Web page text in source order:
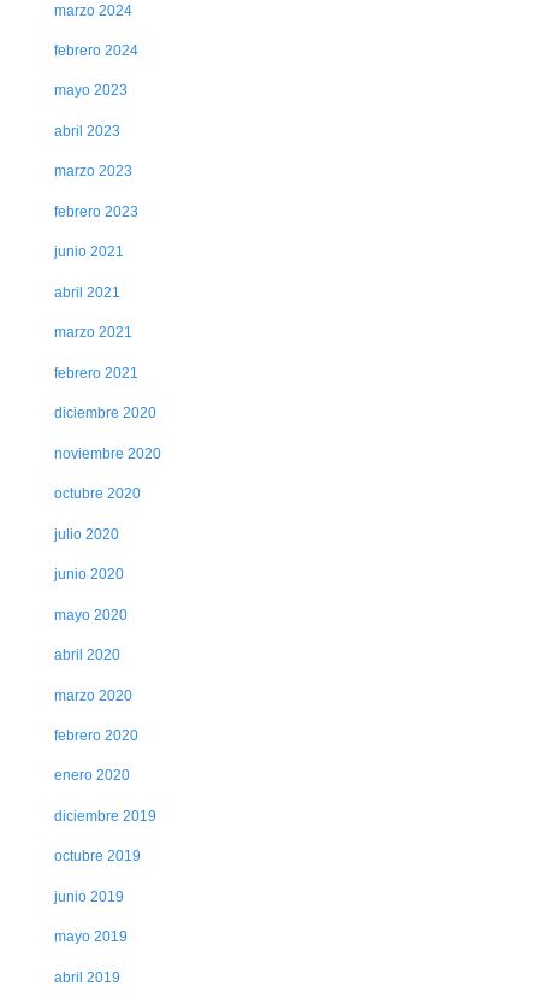
marzo 2024
febrero 2024
mayo 2023
abril 2023
marzo 2023
febrero 2023
junio 2021
abril 2021
marzo 2021
febrero 2021
diciembre 2020
noviembre 2020
octubre 2020
julio 2020
junio 2020
mayo 2020
abril 2020
marzo 2020
febrero 2020
enero 2020
diciembre 2019
octubre 2019
junio 2019
mayo 2019
abril 2019